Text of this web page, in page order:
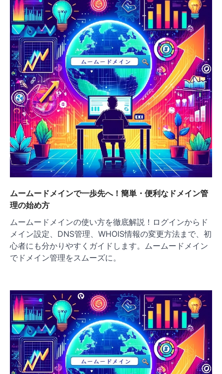
ョ
ン
ムームードメインで一歩先へ！簡単・便利なドメイン管
理の始め方
ムームードメインの使い方を徹底解説！ログインからド
メイン設定、DNS管理、WHOIS情報の変更方法まで、初
心者にも分かりやすくガイドします。ムームードメイン
でドメイン管理をスムーズに。